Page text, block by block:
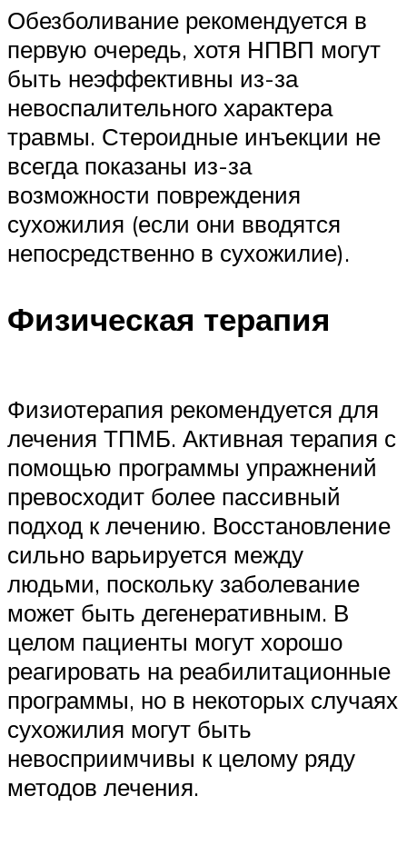
Обезболивание рекомендуется в
первую очередь, хотя НПВП могут
быть неэффективны из-за
невоспалительного характера
травмы. Стероидные инъекции не
всегда показаны из-за
возможности повреждения
сухожилия (если они вводятся
непосредственно в сухожилие).
Физическая терапия
Физиотерапия рекомендуется для
лечения ТПМБ. Активная терапия с
помощью программы упражнений
превосходит более пассивный
подход к лечению. Восстановление
сильно варьируется между
людьми, поскольку заболевание
может быть дегенеративным. В
целом пациенты могут хорошо
реагировать на реабилитационные
программы, но в некоторых случаях
сухожилия могут быть
невосприимчивы к целому ряду
методов лечения.